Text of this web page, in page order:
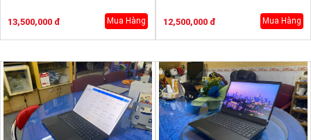
13,500,000 đ Mua Hàng 12,500,000 đ Mua Hàng